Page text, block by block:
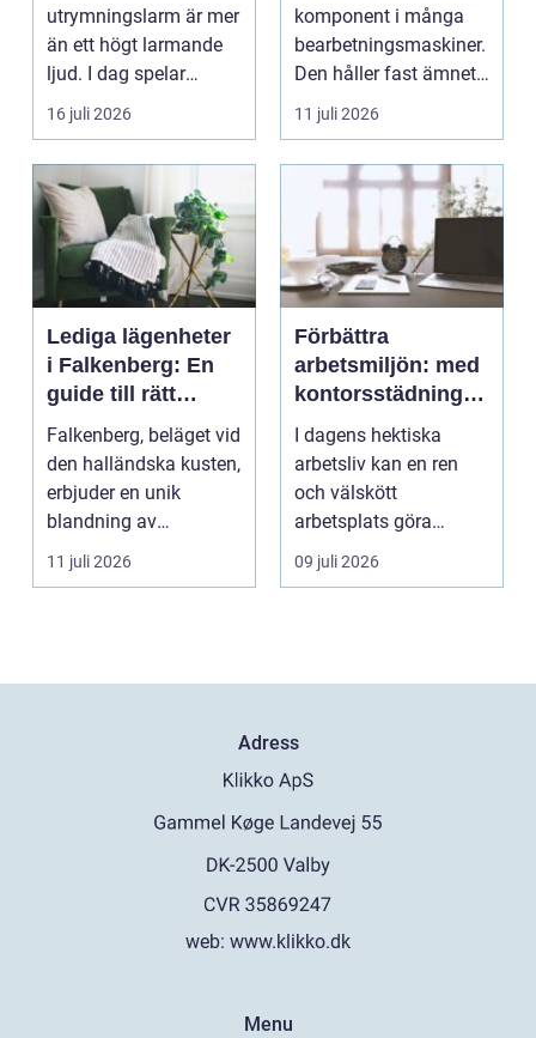
utrymningslarm är mer
än ett högt larmande
ljud. I dag spelar
tydliga
röstmeddelanden en
a...
16 juli 2026
komponent i många
bearbetningsmaskiner.
Den håller fast ämnet
eller verktyget...
11 juli 2026
Lediga lägenheter
i Falkenberg: En
guide till rätt
bostad för dig
Falkenberg, beläget vid
den halländska kusten,
erbjuder en unik
blandning av
naturskö...
11 juli 2026
Förbättra
arbetsmiljön: med
kontorsstädning i
Stockholm
I dagens hektiska
arbetsliv kan en ren
och välskött
arbetsplats göra
underverk fö...
09 juli 2026
Adress
web: www.klikko.dk
Menu